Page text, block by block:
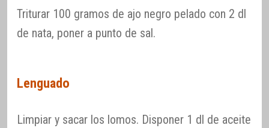
Triturar 100 gramos de ajo negro pelado con 2 dl
de nata, poner a punto de sal.
Lenguado
Limpiar y sacar los lomos. Disponer 1 dl de aceite